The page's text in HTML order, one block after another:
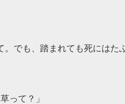
でも、踏まれても死にはた
って？」